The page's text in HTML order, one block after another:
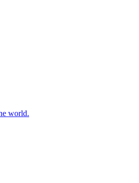
world.